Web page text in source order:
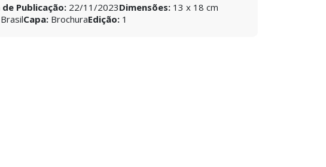
Publicação: 22/11/2023Dimensões: 13 x 18 cm
BrasilCapa: BrochuraEdição: 1